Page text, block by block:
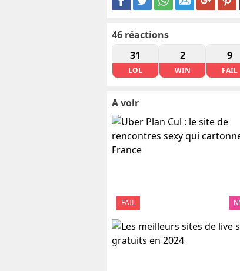
46 réactions
31
LOL
2
WIN
9
FAIL
A voir
FAIL